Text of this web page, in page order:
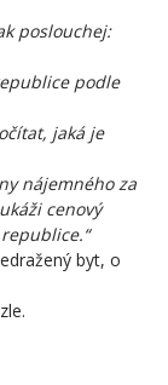
poslouchej:
podle
jaká je
nájemného za
cenový
byt, o